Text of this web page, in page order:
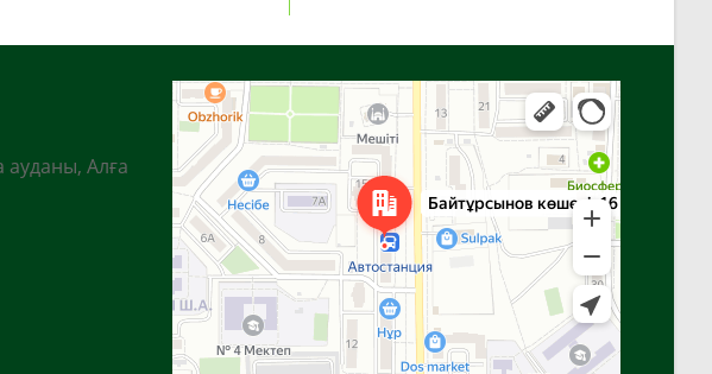
ауданы, Алға
Алға
Яндекс Карталар — көлік, навигация, орындарды іздеу